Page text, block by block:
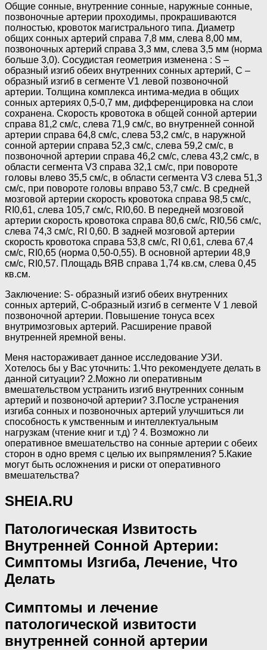
Общие сонные, внутренние сонные, наружные сонные,
позвоночные артерии проходимы, прокрашиваются
полностью, кровоток магистрального типа. Диаметр
общих сонных артерий справа 7,8 мм, слева 8,00 мм,
позвоночных артерий справа 3,3 мм, слева 3,5 мм (норма
больше 3,0). Сосудистая геометрия изменена : S –
образный изгиб обеих внутренних сонных артерий, С –
образный изгиб в сегменте V1 левой позвоночной
артерии. Толщина комплекса интима-медиа в общих
сонных артериях 0,5-0,7 мм, дифференцировка на слои
сохранена. Скорость кровотока в общей сонной артерии
справа 81,2 см/с, слева 71,9 см/с, во внутренней сонной
артерии справа 64,8 см/с, слева 53,2 см/с, в наружной
сонной артерии справа 52,3 см/с, слева 59,2 см/с, в
позвоночной артерии справа 46,2 см/с, слева 43,2 см/с, в
области сегмента V3 справа 32,1 см/с, при повороте
головы влево 35,5 см/с, в области сегмента V3 слева 51,3
см/с, при повороте головы вправо 53,7 см/с. В средней
мозговой артерии скорость кровотока справа 98,5 см/с,
RI0,61, слева 105,7 см/с, RI0,60. В передней мозговой
артерии скорость кровотока справа 80,6 см/с, RI0,56 см/с,
слева 74,3 см/с, RI 0,60. В задней мозговой артерии
скорость кровотока справа 53,8 см/с, RI 0,61, слева 67,4
см/с, RI0,65 (норма 0,50-0,55). В основной артерии 48,9
см/с, RI0,57. Площадь ВЯВ справа 1,74 кв.см, слева 0,45
кв.см.
Заключение: S- образный изгиб обеих внутренних
сонных артерий, С-образный изгиб в сегменте V 1 левой
позвоночной артерии. Повышение тонуса всех
внутримозговых артерий. Расширение правой
внутренней яремной вены.
Меня настораживает данное исследование УЗИ.
Хотелось бы у Вас уточнить: 1.Что рекомендуете делать в
данной ситуации? 2.Можно ли оперативным
вмешательством устранить изгиб внутренних сонным
артерий и позвоночой артерии? 3.После устранения
изгиба сонных и позвоночных артерий улучшиться ли
способность к умственным и интеллектуальным
нагрузкам (чтение книг и т.д) ? 4. Возможно ли
оперативное вмешательство на сонные артерии с обеих
сторон в одно время с целью их выпрямления? 5.Какие
могут быть осложнения и риски от оперативного
вмешательства?
SHEIA.RU
Патологическая Извитость
Внутренней Сонной Артерии:
Симптомы Изгиба, Лечение, Что
Делать
Симптомы и лечение
патологической извитости
внутренней сонной артерии